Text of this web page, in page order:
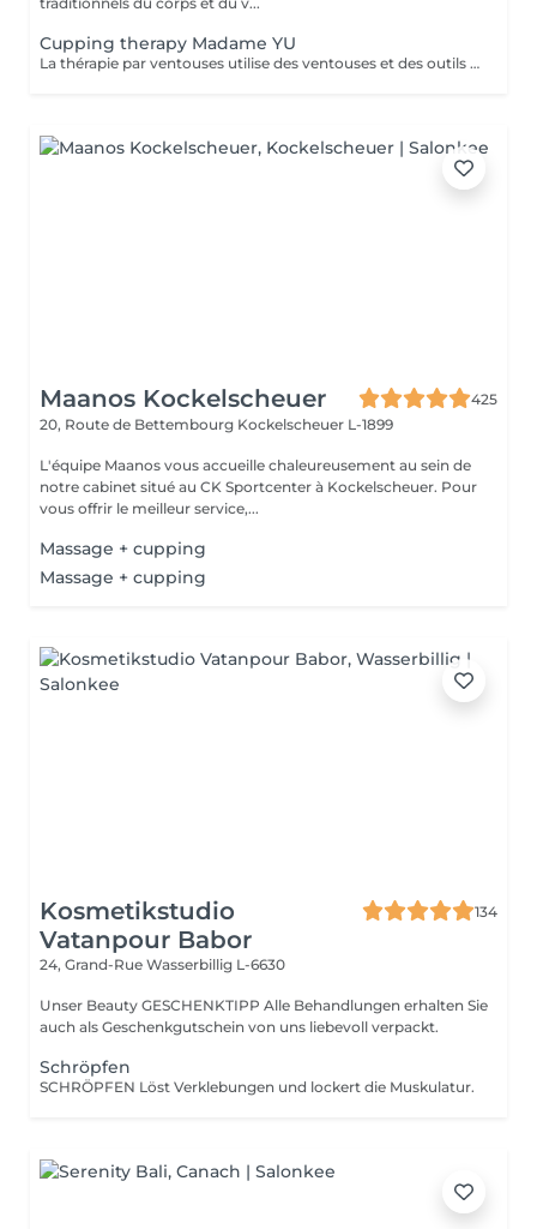
Cupping therapy Madame YU
La thérapie par ventouses utilise des ventouses et des outils qui, par combustion, expulsent l'air de l'intérieur des ventouses, créant une pression négative qui permet aux ventouses d'adhérer aux points d'acupuncture ou à la surface de la peau où la thérapie par ventouses doit être effectuée, produisant ainsi une stimulation. Pour ce faire, à la fois en prévention et en traitement, la peau au niveau du site d'application des ventouses devient congestionnée et il y a stase sanguine Cupping therapy uses cups and tools employing combustion to expel air from inside the cups, creating negative pressure that causes the cups to adhere to acuponts or the skin surface where cupping is to be performed, thus producing stimulation,to achieve both prevention and treatment, the skin at the cupping site will become congested,and blood stasis.
Maanos Kockelscheuer
425
20, Route de Bettembourg Kockelscheuer L-1899
L'équipe Maanos vous accueille chaleureusement au sein de
notre cabinet situé au CK Sportcenter à Kockelscheuer. Pour
vous offrir le meilleur service,...
Massage + cupping
Massage + cupping
Kosmetikstudio
Vatanpour Babor
134
24, Grand-Rue Wasserbillig L-6630
Unser Beauty GESCHENKTIPP Alle Behandlungen erhalten Sie
auch als Geschenkgutschein von uns liebevoll verpackt.
Schröpfen
SCHRÖPFEN Löst Verklebungen und lockert die Muskulatur.